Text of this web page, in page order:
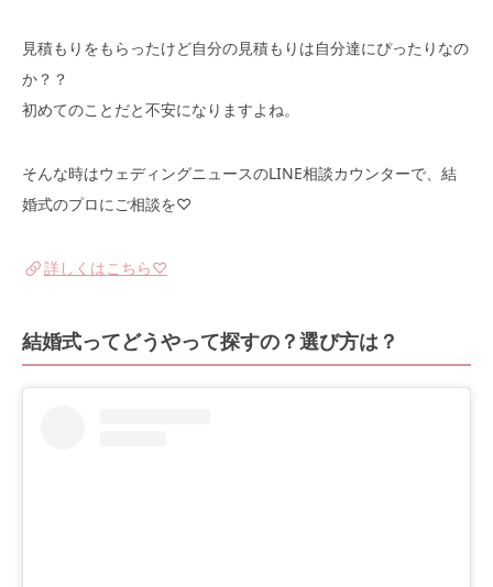
見積もりをもらったけど自分の見積もりは自分達にぴったりなの
か？？
初めてのことだと不安になりますよね。
そんな時はウェディングニュースのLINE相談カウンターで、結
婚式のプロにご相談を♡
詳しくはこちら♡
結婚式ってどうやって探すの？選び方は？